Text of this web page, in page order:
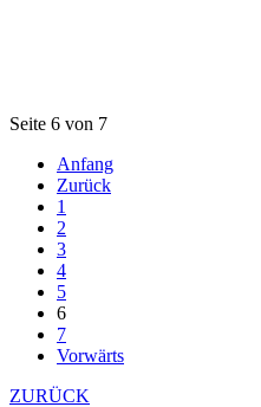
Seite 6 von 7
Anfang
Zurück
1
2
3
4
5
6
7
Vorwärts
ZURÜCK